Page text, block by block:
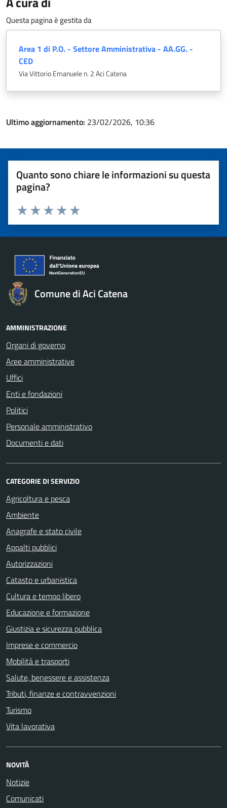
Questa pagina è gestita da
Area 1 di P.O. - Settore Amministrativa - AA.GG. -
CED
Via Vittorio Emanuele n. 2 Aci Catena
Ultimo aggiornamento: 23/02/2026, 10:36
Quanto sono chiare le informazioni su questa
pagina?
Valuta 5 stelle su 5
Valuta 4 stelle su 5
Valuta 3 stelle su 5
Valuta 2 stelle su 5
Valuta 1 stelle su 5
Comune di Aci Catena
AMMINISTRAZIONE
Organi di governo
Aree amministrative
Uffici
Enti e fondazioni
Politici
Personale amministrativo
Documenti e dati
CATEGORIE DI SERVIZIO
Agricoltura e pesca
Ambiente
Anagrafe e stato civile
Appalti pubblici
Autorizzazioni
Catasto e urbanistica
Cultura e tempo libero
Educazione e formazione
Giustizia e sicurezza pubblica
Imprese e commercio
Mobilità e trasporti
Salute, benessere e assistenza
Tributi, finanze e contravvenzioni
Turismo
Vita lavorativa
NOVITÀ
Notizie
Comunicati